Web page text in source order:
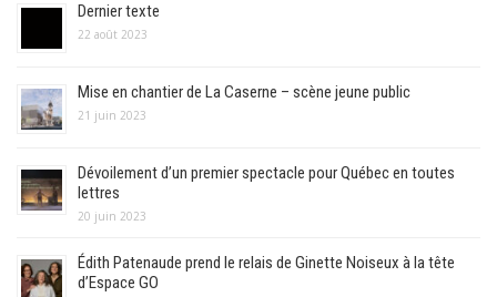
Dernier texte
22 août 2023
Mise en chantier de La Caserne – scène jeune public
21 juin 2023
Dévoilement d’un premier spectacle pour Québec en toutes
lettres
20 juin 2023
Édith Patenaude prend le relais de Ginette Noiseux à la tête
d’Espace GO